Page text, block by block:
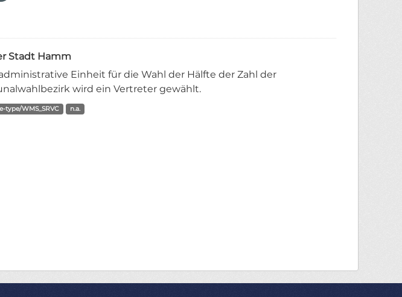
Stadt Hamm
Einheit für die Wahl der Hälfte der Zahl der
wird ein Vertreter gewählt.
type/WMS_SRVC n.a.